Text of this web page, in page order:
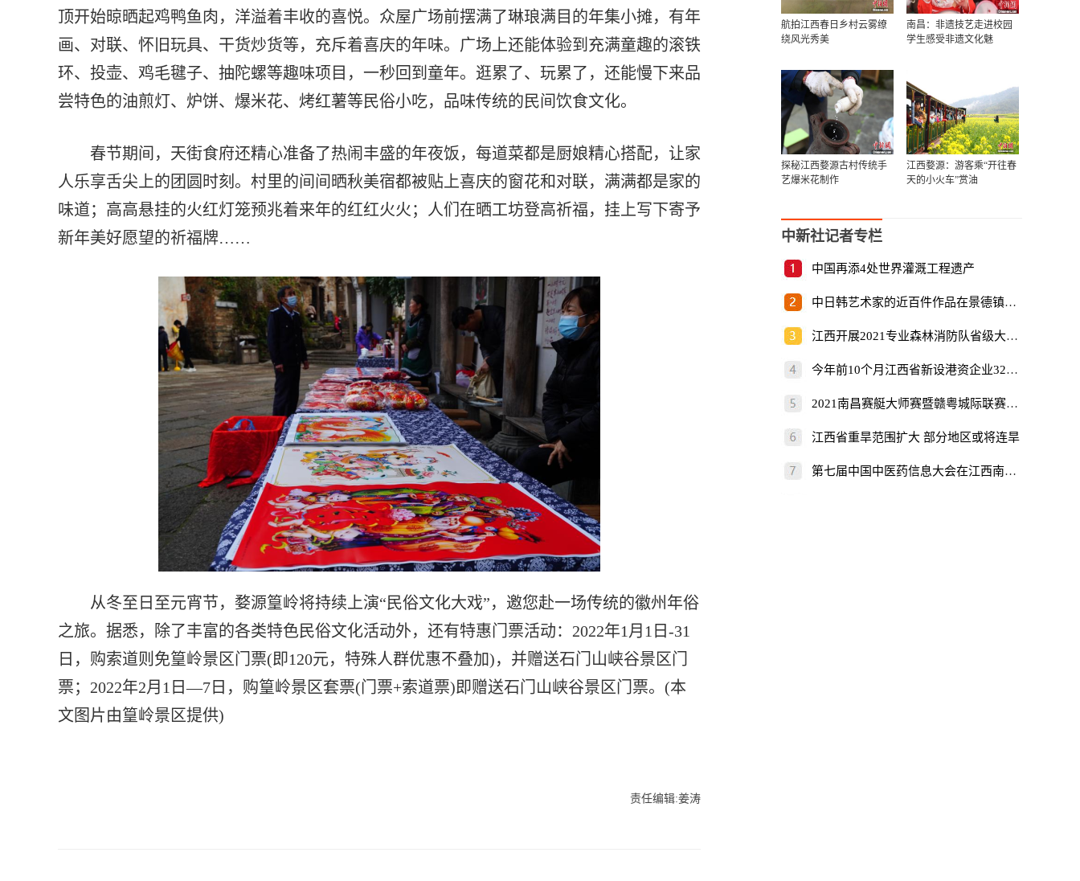
顶开始晾晒起鸡鸭鱼肉，洋溢着丰收的喜悦。众屋广场前摆满了琳琅满目的年集小摊，有年
画、对联、怀旧玩具、干货炒货等，充斥着喜庆的年味。广场上还能体验到充满童趣的滚铁
环、投壶、鸡毛毽子、抽陀螺等趣味项目，一秒回到童年。逛累了、玩累了，还能慢下来品
尝特色的油煎灯、炉饼、爆米花、烤红薯等民俗小吃，品味传统的民间饮食文化。
春节期间，天街食府还精心准备了热闹丰盛的年夜饭，每道菜都是厨娘精心搭配，让家
人乐享舌尖上的团圆时刻。村里的间间晒秋美宿都被贴上喜庆的窗花和对联，满满都是家的
味道；高高悬挂的火红灯笼预兆着来年的红红火火；人们在晒工坊登高祈福，挂上写下寄予
新年美好愿望的祈福牌……
从冬至日至元宵节，婺源篁岭将持续上演“民俗文化大戏”，邀您赴一场传统的徽州年俗
之旅。据悉，除了丰富的各类特色民俗文化活动外，还有特惠门票活动：2022年1月1日-31
日，购索道则免篁岭景区门票(即120元，特殊人群优惠不叠加)，并赠送石门山峡谷景区门
票；2022年2月1日—7日，购篁岭景区套票(门票+索道票)即赠送石门山峡谷景区门票。(本
文图片由篁岭景区提供)
责任编辑:姜涛
航拍江西春日乡村云雾缭
绕风光秀美
南昌：非遗技艺走进校园
学生感受非遗文化魅
探秘江西婺源古村传统手
艺爆米花制作
江西婺源：游客乘“开往春
天的小火车”赏油
中新社记者专栏
中国再添4处世界灌溉工程遗产
中日韩艺术家的近百件作品在景德镇展出
江西开展2021专业森林消防队省级大比武
今年前10个月江西省新设港资企业325家
2021南昌赛艇大师赛暨赣粤城际联赛开赛
江西省重旱范围扩大 部分地区或将连旱
第七届中国中医药信息大会在江西南昌开幕